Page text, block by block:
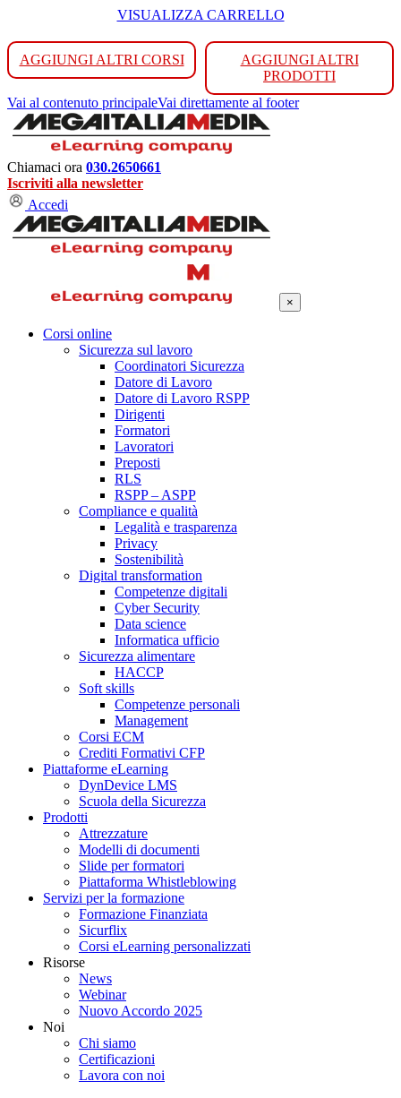
VISUALIZZA CARRELLO
AGGIUNGI ALTRI CORSI
AGGIUNGI ALTRI
PRODOTTI
Vai al contenuto principaleVai direttamente al footer
Chiamaci ora 030.2650661
Iscriviti alla newsletter
Accedi
×
Corsi online
Sicurezza sul lavoro
Coordinatori Sicurezza
Datore di Lavoro
Datore di Lavoro RSPP
Dirigenti
Formatori
Lavoratori
Preposti
RLS
RSPP – ASPP
Compliance e qualità
Legalità e trasparenza
Privacy
Sostenibilità
Digital transformation
Competenze digitali
Cyber Security
Data science
Informatica ufficio
Sicurezza alimentare
HACCP
Soft skills
Competenze personali
Management
Corsi ECM
Crediti Formativi CFP
Piattaforme eLearning
DynDevice LMS
Scuola della Sicurezza
Prodotti
Attrezzature
Modelli di documenti
Slide per formatori
Piattaforma Whistleblowing
Servizi per la formazione
Formazione Finanziata
Sicurflix
Corsi eLearning personalizzati
Risorse
News
Webinar
Nuovo Accordo 2025
Noi
Chi siamo
Certificazioni
Lavora con noi